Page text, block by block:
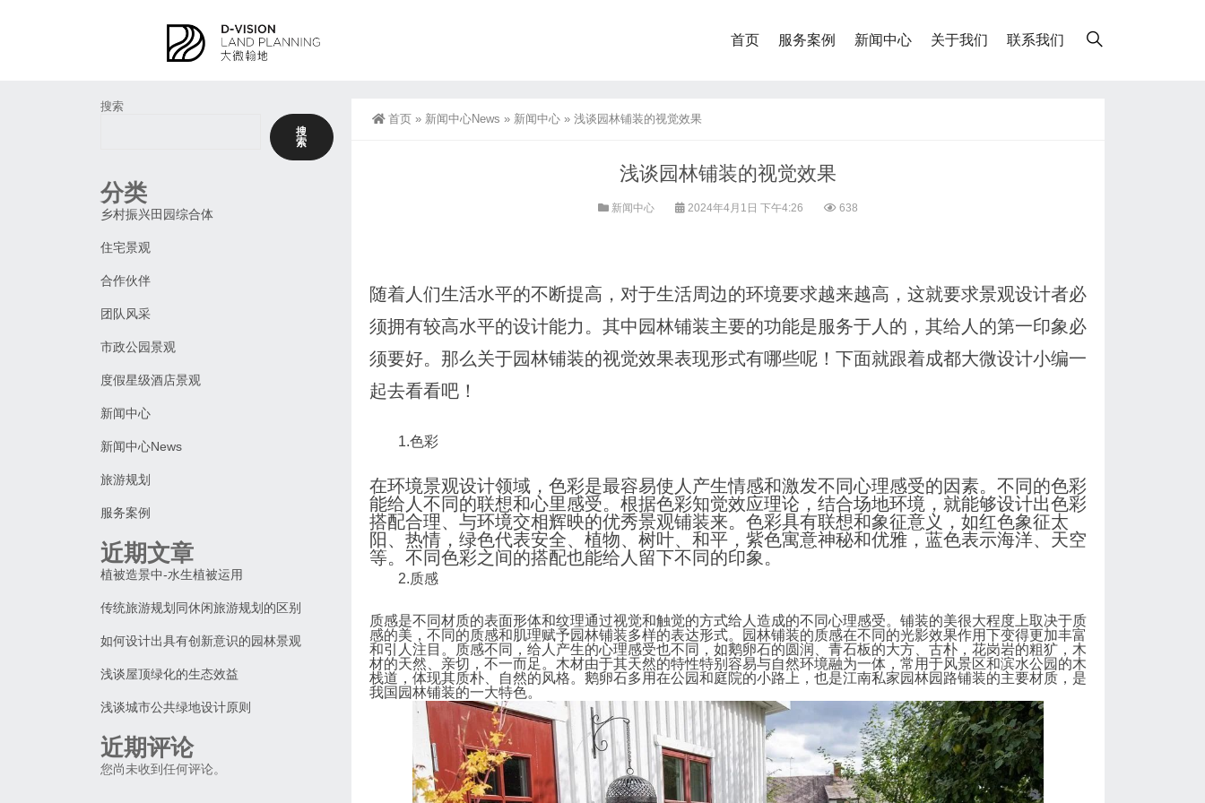
首页 服务案例 新闻中心 关于我们 联系我们
首页 » 新闻中心News » 新闻中心 » 浅谈园林铺装的视觉效果
浅谈园林铺装的视觉效果
新闻中心 2024年4月1日 下午4:26 638
随着人们生活水平的不断提高，对于生活周边的环境要求越来越高，这就要求景观设计者必
须拥有较高水平的设计能力。其中园林铺装主要的功能是服务于人的，其给人的第一印象必
须要好。那么关于园林铺装的视觉效果表现形式有哪些呢！下面就跟着成都大微设计小编一
起去看看吧！
1.色彩
在环境景观设计领域，色彩是最容易使人产生情感和激发不同心理感受的因素。不同的色彩
能给人不同的联想和心里感受。根据色彩知觉效应理论，结合场地环境，就能够设计出色彩
搭配合理、与环境交相辉映的优秀景观铺装来。色彩具有联想和象征意义，如红色象征太
阳、热情，绿色代表安全、植物、树叶、和平，紫色寓意神秘和优雅，蓝色表示海洋、天空
等。不同色彩之间的搭配也能给人留下不同的印象。
2.质感
质感是不同材质的表面形体和纹理通过视觉和触觉的方式给人造成的不同心理感受。铺装的美很大程度上取决于质
感的美，不同的质感和肌理赋予园林铺装多样的表达形式。园林铺装的质感在不同的光影效果作用下变得更加丰富
和引人注目。质感不同，给人产生的心理感受也不同，如鹅卵石的圆润、青石板的大方、古朴，花岗岩的粗犷，木
材的天然、亲切，不一而足。木材由于其天然的特性特别容易与自然环境融为一体，常用于风景区和滨水公园的木
栈道，体现其质朴、自然的风格。鹅卵石多用在公园和庭院的小路上，也是江南私家园林园路铺装的主要材质，是
我国园林铺装的一大特色。
搜索
搜
索
分类
乡村振兴田园综合体
住宅景观
合作伙伴
团队风采
市政公园景观
度假星级酒店景观
新闻中心
新闻中心News
旅游规划
服务案例
近期文章
植被造景中-水生植被运用
传统旅游规划同休闲旅游规划的区别
如何设计出具有创新意识的园林景观
浅谈屋顶绿化的生态效益
浅谈城市公共绿地设计原则
近期评论
您尚未收到任何评论。